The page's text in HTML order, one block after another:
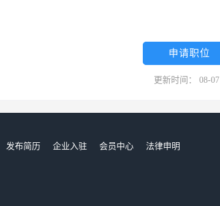
了一条长500米、宽63米，157间店面的婺源民俗风情
的风景线。目前正在开发的有：为配合上饶市人民政
、修理服务、信息咨询一条龙的经营平台。目前所属
、大立、双龙、中兴、佳创等20余家汽车销售公司，
申请职位
更新时间： 08-07
发布简历 企业入驻 会员中心
法律申明